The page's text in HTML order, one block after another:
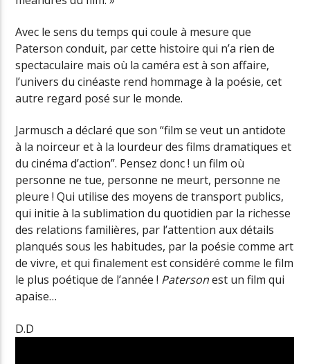
Avec le sens du temps qui coule à mesure que
Paterson conduit, par cette histoire qui n’a rien de
spectaculaire mais où la caméra est à son affaire,
l’univers du cinéaste rend hommage à la poésie, cet
autre regard posé sur le monde.
Jarmusch a déclaré que son “film se veut un antidote
à la noirceur et à la lourdeur des films dramatiques et
du cinéma d’action”. Pensez donc ! un film où
personne ne tue, personne ne meurt, personne ne
pleure ! Qui utilise des moyens de transport publics,
qui initie à la sublimation du quotidien par la richesse
des relations familières, par l’attention aux détails
planqués sous les habitudes, par la poésie comme art
de vivre, et qui finalement est considéré comme le film
le plus poétique de l’année ! Patersonest un film qui
apaise…
D.D